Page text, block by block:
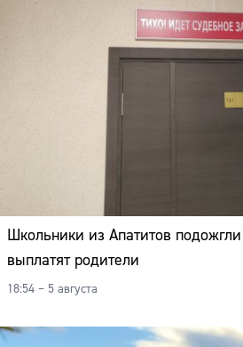
Школьники из Апатитов
выплатят родители
18:54 – 5 августа